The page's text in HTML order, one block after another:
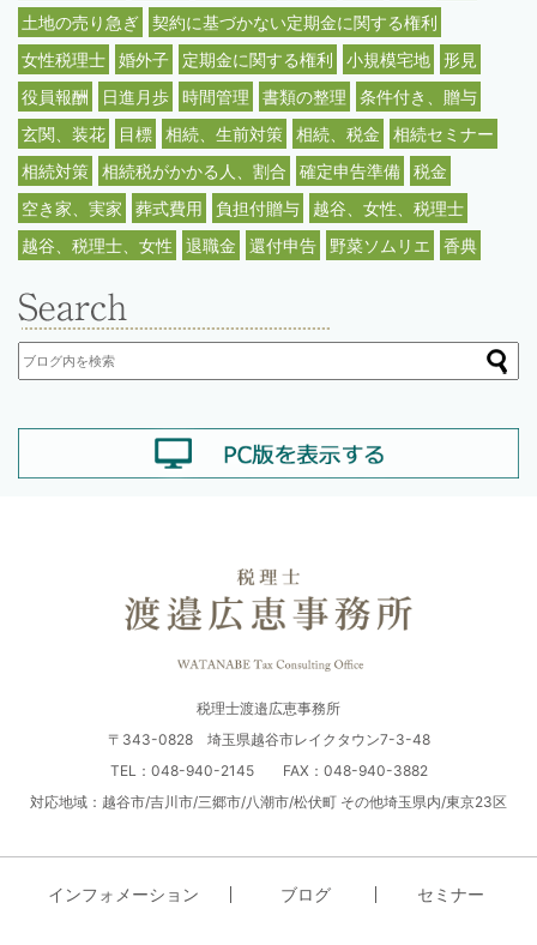
土地の売り急ぎ
契約に基づかない定期金に関する権利
女性税理士
婚外子 定期金に関する権利 小規模宅地
形見
役員報酬
日進月歩 時間管理 書類の整理
条件付き、贈与
玄関、装花
目標 相続、生前対策 相続、税金
相続セミナー
相続対策
相続税がかかる人、割合 確定申告準備
税金
空き家、実家
葬式費用 負担付贈与
越谷、女性、税理士
越谷、税理士、女性
退職金 還付申告 野菜ソムリエ 香典
税理士渡邉広恵事務所
〒343-0828 埼玉県越谷市レイクタウン7-3-48
TEL：048-940-2145 FAX：048-940-3882
対応地域：越谷市/吉川市/三郷市/八潮市/松伏町 その他埼玉県内/東京23区
インフォメーション ブログ セミナー